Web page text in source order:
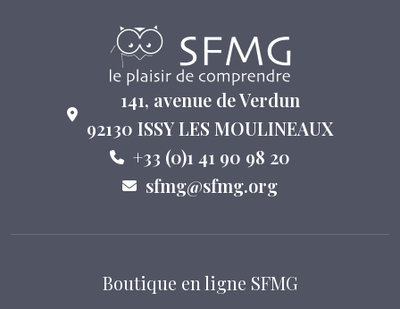
141, avenue de Verdun
92130 ISSY LES MOULINEAUX
+33 (0)1 41 90 98 20
sfmg@sfmg.org
Boutique en ligne SFMG